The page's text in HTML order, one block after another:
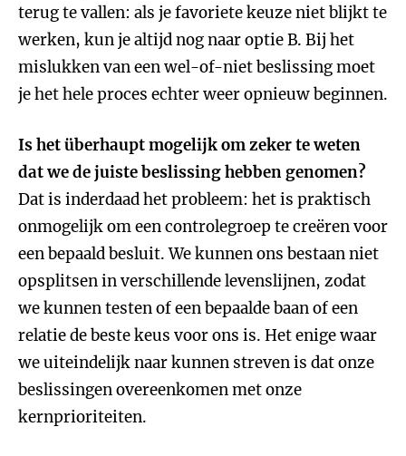
terug te vallen: als je favoriete keuze niet blijkt te
werken, kun je altijd nog naar optie B. Bij het
mislukken van een wel-of-niet beslissing moet
je het hele proces echter weer opnieuw beginnen.
Is het überhaupt mogelijk om zeker te weten
dat we de juiste beslissing hebben genomen?
Dat is inderdaad het probleem: het is praktisch
onmogelijk om een controlegroep te creëren voor
een bepaald besluit. We kunnen ons bestaan niet
opsplitsen in verschillende levenslijnen, zodat
we kunnen testen of een bepaalde baan of een
relatie de beste keus voor ons is. Het enige waar
we uiteindelijk naar kunnen streven is dat onze
beslissingen overeenkomen met onze
kernprioriteiten.